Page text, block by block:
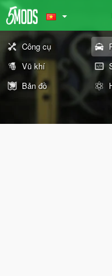
Công cụ
Vũ khí
Bản đồ